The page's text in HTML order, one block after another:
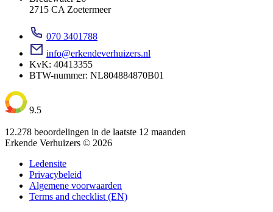
2715 CA Zoetermeer
070 3401788
info@erkendeverhuizers.nl
KvK: 40413355
BTW-nummer: NL804884870B01
9.5
12.278 beoordelingen in de laatste 12 maanden
Erkende Verhuizers © 2026
Ledensite
Privacybeleid
Algemene voorwaarden
Terms and checklist (EN)